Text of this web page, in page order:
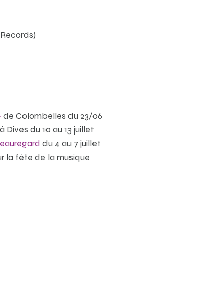
de Colombelles du 23/06
à Dives du 10 au 13 juillet
du 4 au 7 juillet
la fête de la musique